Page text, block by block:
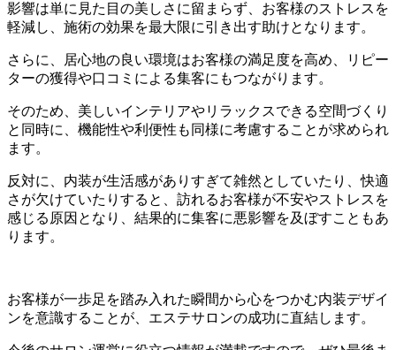
影響は単に見た目の美しさに留まらず、お客様のストレスを
軽減し、施術の効果を最大限に引き出す助けとなります。
さらに、居心地の良い環境はお客様の満足度を高め、リピー
ターの獲得や口コミによる集客にもつながります。
そのため、美しいインテリアやリラックスできる空間づくり
と同時に、機能性や利便性も同様に考慮することが求められ
ます。
反対に、内装が生活感がありすぎて雑然としていたり、快適
さが欠けていたりすると、訪れるお客様が不安やストレスを
感じる原因となり、結果的に集客に悪影響を及ぼすこともあ
ります。
お客様が一歩足を踏み入れた瞬間から心をつかむ内装デザイ
ンを意識することが、エステサロンの成功に直結します。